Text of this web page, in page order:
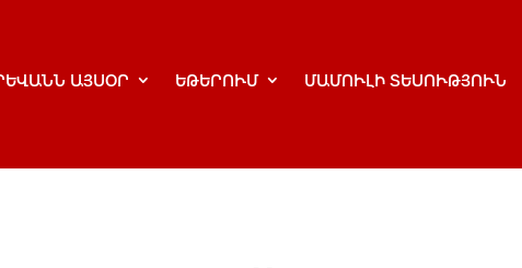
ԱՅՍՕՐ ԵԹԵՐՈՒՄ ՄԱՄՈՒԼԻ ՏԵՍՈՒԹՅՈՒՆ